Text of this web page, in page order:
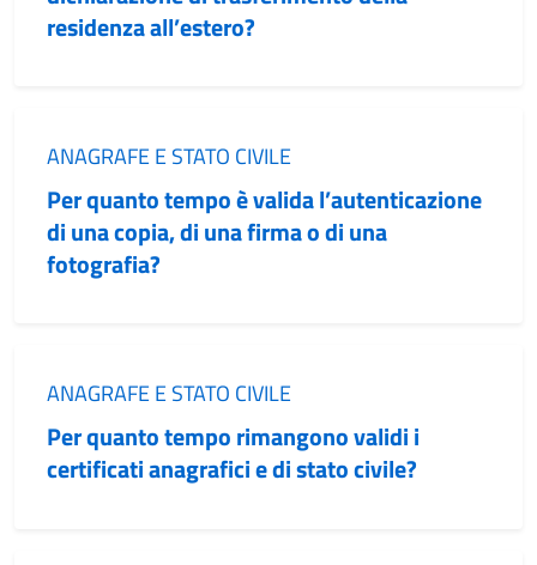
residenza all’estero?
Categoria:
ANAGRAFE E STATO CIVILE
Per quanto tempo è valida l’autenticazione
di una copia, di una firma o di una
fotografia?
Categoria:
ANAGRAFE E STATO CIVILE
Per quanto tempo rimangono validi i
certificati anagrafici e di stato civile?